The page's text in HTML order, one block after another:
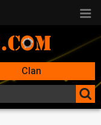
Clan